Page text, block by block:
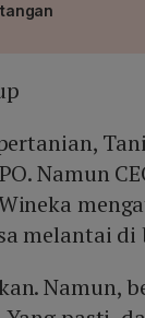
Namun
melantai di
Namun,